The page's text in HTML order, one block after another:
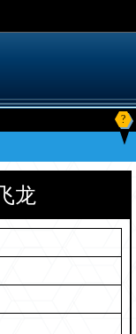
?
龙